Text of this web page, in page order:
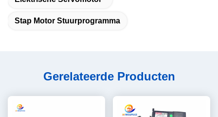
Stap Motor Stuurprogramma
Gerelateerde Producten